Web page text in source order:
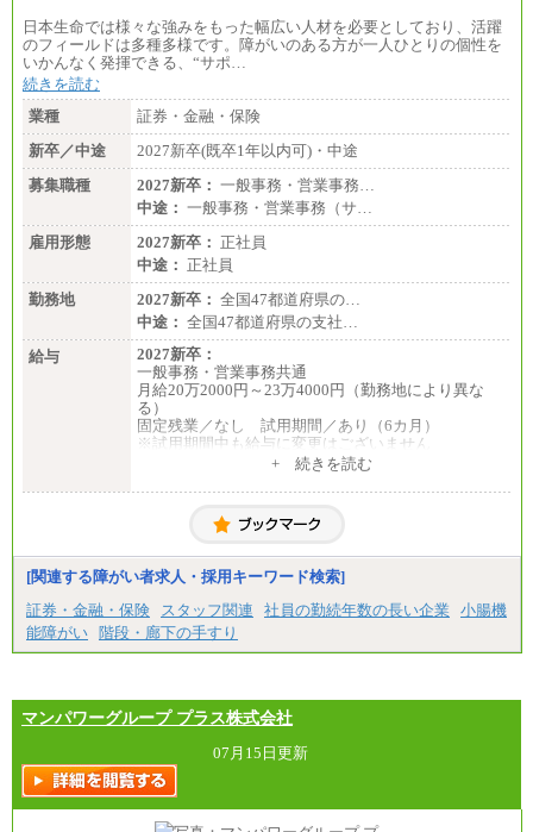
日本生命では様々な強みをもった幅広い人材を必要としており、活躍
のフィールドは多種多様です。障がいのある方が一人ひとりの個性を
いかんなく発揮できる、“サポ…
続きを読む
業種
証券・金融・保険
新卒／中途
2027新卒(既卒1年以内可)・中途
募集職種
2027新卒： 一般事務・営業事務…
中途： 一般事務・営業事務（サ…
雇用形態
2027新卒： 正社員
中途： 正社員
勤務地
2027新卒： 全国47都道府県の…
中途： 全国47都道府県の支社…
給与
2027新卒：
一般事務・営業事務共通
月給20万2000円～23万4000円（勤務地により異な
る）
固定残業／なし 試用期間／あり（6カ月）
※試用期間中も給与に変更はございません
月給20万2000円～23万4000円（勤務地により異な
固定残業／なし 試用期間／あり（6か月）
+ 続きを読む
[関連する障がい者求人・採用キーワード検索]
証券・金融・保険
スタッフ関連 社員の勤続年数の長い企業
小腸機
能障がい 階段・廊下の手すり
マンパワーグループ プラス株式会社
07月15日更新